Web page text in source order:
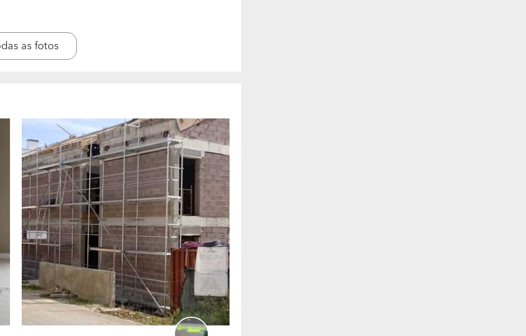
que possa apresentar um orçamento
prévia ao local, exceto as construções chave-
e sem deslizes de orçamentos.
relação aos trabalhos realizados?
com o regulamento geral de empreitadas,
Aceitam pagamentos faseados?
e dinheiro até 999€. As obras tem um
e um plano de pagamento de acordo com os
as fotos